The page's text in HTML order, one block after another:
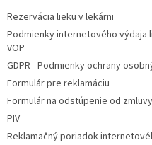
Rezervácia lieku v lekárni
Podmienky internetového výdaja
VOP
GDPR - Podmienky ochrany
Formulár pre reklamáciu
Formulár na odstúpenie od zmluvy
PIV
Reklamačný poriadok